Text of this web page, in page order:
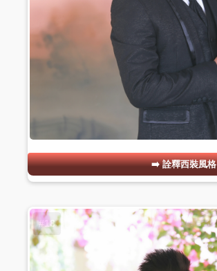
詮釋西裝風格
#18